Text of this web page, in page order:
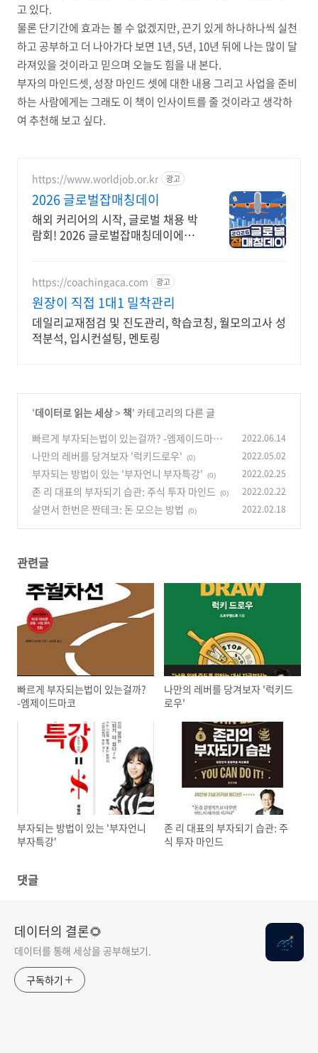
고 있다.
물론 단기간에 효과는 볼 수 없겠지만, 끈기 있게 하나하나씩 실천
하고 공부하고 더 나아가다 보면 1년, 5년, 10년 뒤에 나는 많이 달
라져있을 것이라고 믿으며 오늘도 힘을 내 본다.
부자의 마인드셋, 성장 마인드 셋에 대한 내용 그리고 사업을 준비
하는 사람에게는 그래도 이 책이 인사이트를 줄 것이라고 생각하
여 추천해 보고 싶다.
https://www.worldjob.or.kr 광고
2026 글로벌잡매칭데이
해외 커리어의 시작, 글로벌 채용 박
람회! 2026 글로벌잡매칭데이에서
https://coachingaca.com 광고
원장이 직접 1대1 밀착관리
데일리교재점검 및 진도관리, 학습코칭, 월모의고사 성
적분석, 입시컨설팅, 멘토링
'데이터로 읽는 세상> 책' 카테고리의 다른 글
빠르게 부자되는법이 있는걸까? -엠제이드마코
(0)
2022.06.14
나만의 레버를 당겨보자 '럭키드로우' (0) 2022.05.02
부자되는 방법이 있는 '부자언니 부자특강' (0) 2022.02.25
존 리 대표의 부자되기 습관: 주식 투자 마인드 (0) 2022.02.22
살면서 한번은 짠테크: 돈 모으는 방법 (0) 2022.02.18
관련글
빠르게 부자되는법이 있는걸까?
-엠제이드마코
나만의 레버를 당겨보자 '럭키드
로우'
부자되는 방법이 있는 '부자언니
부자특강'
존 리 대표의 부자되기 습관: 주
식 투자 마인드
댓글
데이터의 결론🌻
데이터를 통해 세상을 공부해보기.
구독하기